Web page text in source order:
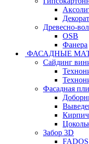
Древесно-
OSB
Фанера
ФАСАДНЫЕ
Сайдинг
Фасадная
Забор 3D
FADOS